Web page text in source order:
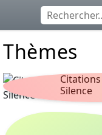
Thèmes
Citations
Silence